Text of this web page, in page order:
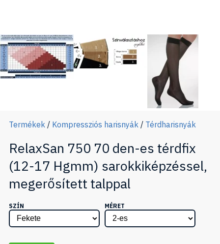
Termékek / Kompressziós harisnyák / Térdharisnyák
RelaxSan 750 70 den-es térdfix
(12-17 Hgmm) sarokkiképzéssel,
megerősített talppal
SZÍN MÉRET